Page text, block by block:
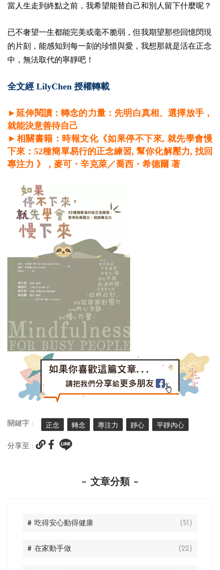
當人生走到終點之前，我希望能替自己和別人留下什麼呢？
已不奢望一生都能完美或毫不脆弱，但我期望那些回憶閃現
的片刻，能感知到每一刻的珍惜與愛，我想那就是活在正念
中，無法取代的寧靜吧！
全文經 LilyChen 授權轉載
►延伸閱讀：轉念的力量：先明白真相、選擇放手，
就能決意善待自己
►相關書籍：時報文化《如果停不下來, 就先學會慢
下來：52種簡單易行的正念練習, 幫你化解壓力, 找回
專注力 》，麥可・辛克萊／喬西・希德爾 著
關鍵字 : 正念 轉念 專注力 靜心 平靜內心
分享至 :
文章分類
# 吃得安心動得健康 (51)
# 在家動手做 (22)